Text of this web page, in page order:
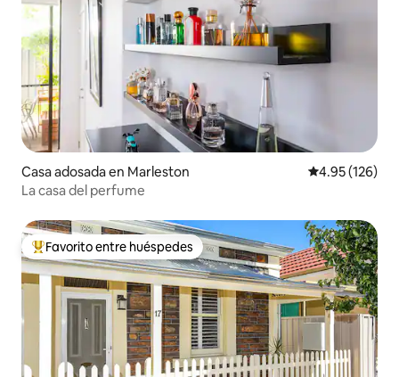
Casa adosada en Marleston Calificación
4.95 (126)
La casa del perfume
Favorito entre huéspedes preferido
Favorito entre huéspedes